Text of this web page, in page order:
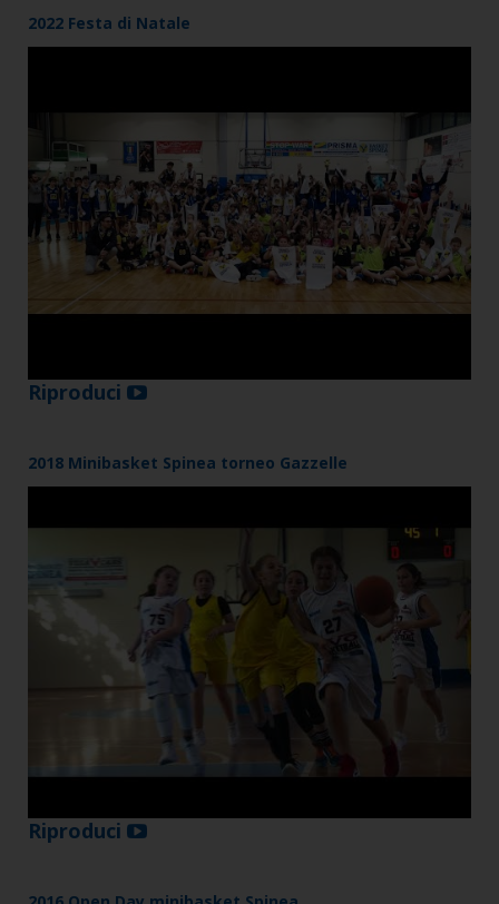
2022 Festa di Natale
Riproduci
2018 Minibasket Spinea torneo Gazzelle
Riproduci